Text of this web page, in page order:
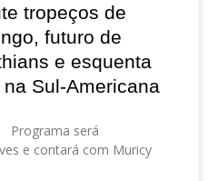
tropeços de
futuro de
e esquenta
Sul-Americana
Programa será
e contará com Muricy